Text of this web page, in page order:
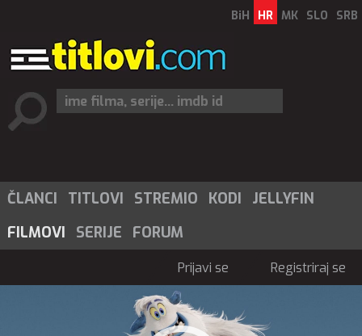
BiH HR MK SLO SRB
ČLANCI TITLOVI STREMIO KODI
JELLYFIN
FILMOVI
SERIJE FORUM
Prijavi se Registriraj se